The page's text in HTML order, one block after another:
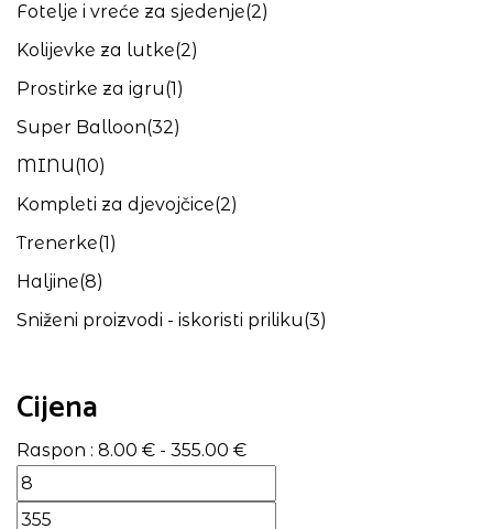
Fotelje i vreće za sjedenje(2)
Kolijevke za lutke(2)
Prostirke za igru(1)
Super Balloon(32)
MINU(10)
Kompleti za djevojčice(2)
Trenerke(1)
Haljine(8)
Sniženi proizvodi - iskoristi priliku(3)
Cijena
Raspon : 8.00 € - 355.00 €